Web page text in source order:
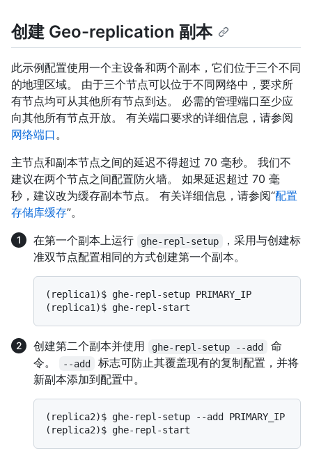
创建 Geo-replication 副本
此示例配置使用一个主设备和两个副本，它们位于三个不同
的地理区域。 由于三个节点可以位于不同网络中，要求所
有节点均可从其他所有节点到达。 必需的管理端口至少应
向其他所有节点开放。 有关端口要求的详细信息，请参阅
网络端口。
主节点和副本节点之间的延迟不得超过 70 毫秒。 我们不
建议在两个节点之间配置防火墙。 如果延迟超过 70 毫
秒，建议改为缓存副本节点。 有关详细信息，请参阅“配置
存储库缓存”。
在第一个副本上运行
ghe-repl-setup
，采用与创建标
准双节点配置相同的方式创建第一个副本。
(replica1)$ ghe-repl-setup PRIMARY_IP
(replica1)$ ghe-repl-start
创建第二个副本并使用 ghe-repl-setup --add
命
令。
--add
标志可防止其覆盖现有的复制配置，并将
新副本添加到配置中。
(replica2)$ ghe-repl-setup --add PRIMARY_IP
(replica2)$ ghe-repl-start